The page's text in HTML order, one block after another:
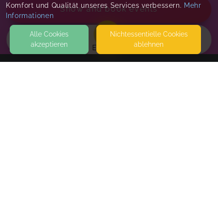
EVENTS
Show and book events
Komfort und Qualität unseres Services verbessern. Mehr
Informationen
Alle Cookies
akzeptieren
Nicht­essentielle Cookies
ablehnen